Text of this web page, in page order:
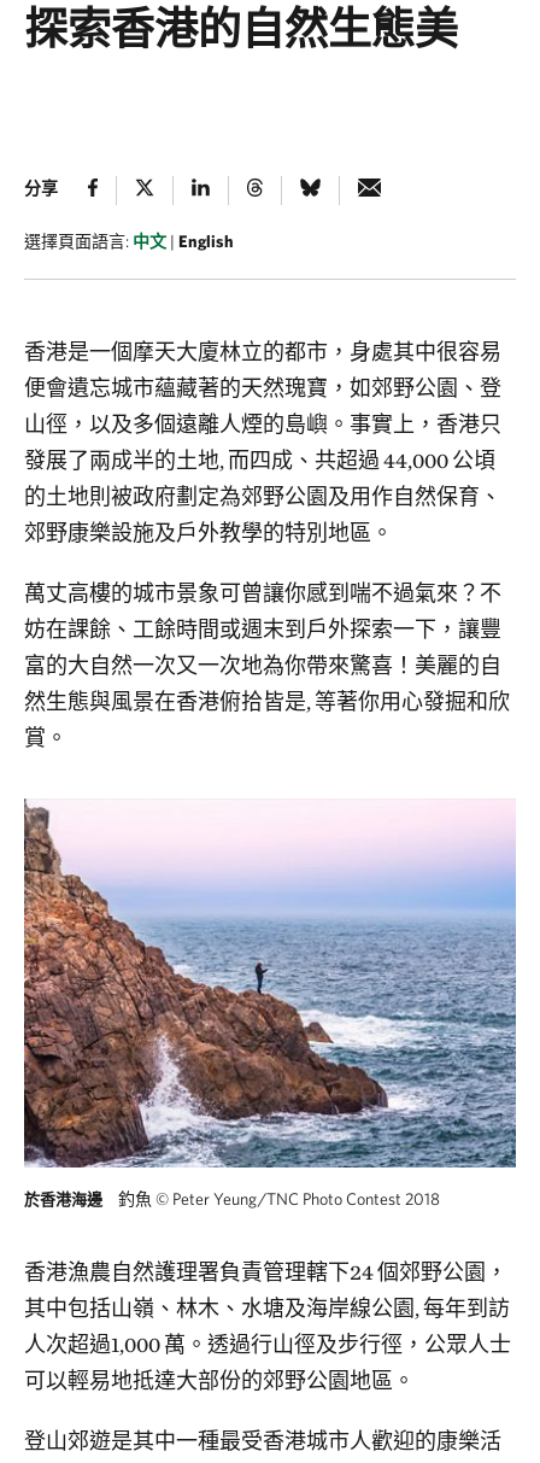
探索香港的自然生態美
分享
選擇頁面語言: 中文 | English
香港是一個摩天大廈林立的都市，身處其中很容易
便會遺忘城市蘊藏著的天然瑰寶，如郊野公園、登
山徑，以及多個遠離人煙的島嶼。事實上，香港只
發展了兩成半的土地, 而四成、共超過 44,000 公頃
的土地則被政府劃定為郊野公園及用作自然保育、
郊野康樂設施及戶外教學的特別地區。
萬丈高樓的城市景象可曾讓你感到喘不過氣來？不
妨在課餘、工餘時間或週末到戶外探索一下，讓豐
富的大自然一次又一次地為你帶來驚喜！美麗的自
然生態與風景在香港俯拾皆是, 等著你用心發掘和欣
賞。
於香港海邊 釣魚 © Peter Yeung/TNC Photo Contest 2018
香港漁農自然護理署負責管理轄下24 個郊野公園，
其中包括山嶺、林木、水塘及海岸線公園, 每年到訪
人次超過1,000 萬。透過行山徑及步行徑，公眾人士
可以輕易地抵達大部份的郊野公園地區。
登山郊遊是其中一種最受香港城市人歡迎的康樂活